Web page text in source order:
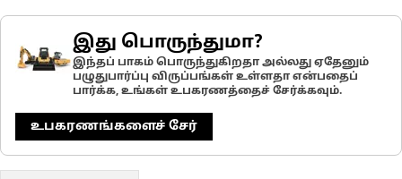
இது பொருந்துமா?
இந்தப் பாகம் பொருந்துகிறதா அல்லது ஏதேனும்
பழுதுபார்ப்பு விருப்பங்கள் உள்ளதா என்பதைப்
பார்க்க, உங்கள் உபகரணத்தைச் சேர்க்கவும்.
உபகரணங்களைச் சேர்